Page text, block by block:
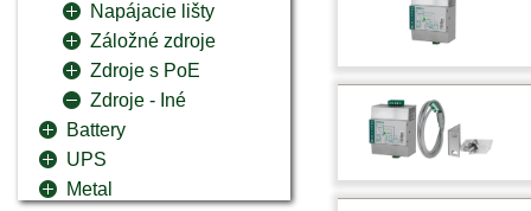
Napájacie lišty
Záložné zdroje
Zdroje s PoE
Zdroje - Iné
Battery
UPS
Metal